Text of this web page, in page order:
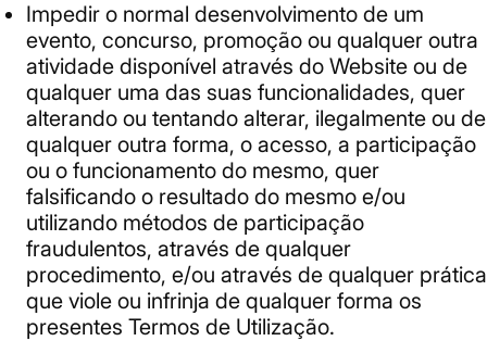
Impedir o normal desenvolvimento de um
evento, concurso, promoção ou qualquer outra
atividade disponível através do Website ou de
qualquer uma das suas funcionalidades, quer
alterando ou tentando alterar, ilegalmente ou de
qualquer outra forma, o acesso, a participação
ou o funcionamento do mesmo, quer
falsificando o resultado do mesmo e/ou
utilizando métodos de participação
fraudulentos, através de qualquer
procedimento, e/ou através de qualquer prática
que viole ou infrinja de qualquer forma os
presentes Termos de Utilização.